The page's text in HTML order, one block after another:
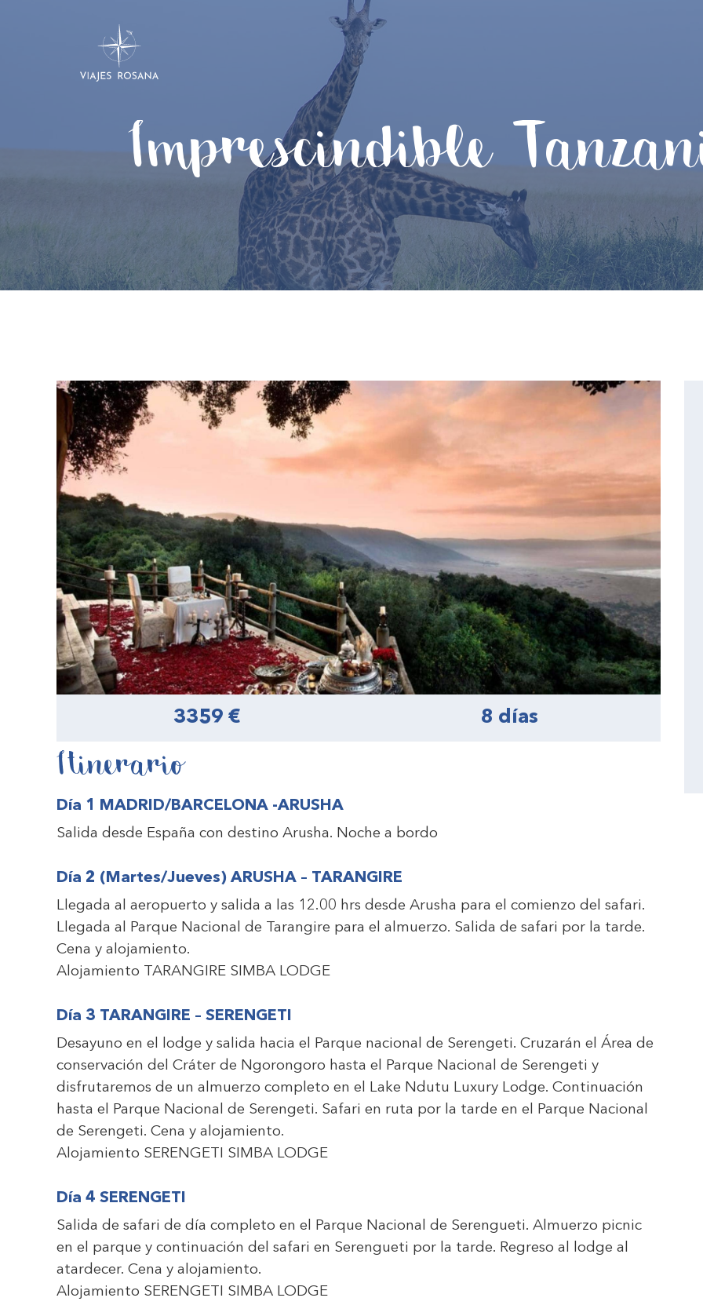
Imprescindible
3359 € 8 días
Itinerario
Día 1 MADRID/BARCELONA -ARUSHA
Salida desde España con destino Arusha. Noche a bordo
Día 2 (Martes/Jueves) ARUSHA – TARANGIRE
Llegada al aeropuerto y salida a las 12.00 hrs desde Arusha para el comienzo del safari.
Llegada al Parque Nacional de Tarangire para el almuerzo. Salida de safari por la tarde.
Cena y alojamiento.
Alojamiento TARANGIRE SIMBA LODGE
Día 3 TARANGIRE – SERENGETI
Desayuno en el lodge y salida hacia el Parque nacional de Serengeti. Cruzarán el Área de
conservación del Cráter de Ngorongoro hasta el Parque Nacional de Serengeti y
disfrutaremos de un almuerzo completo en el Lake Ndutu Luxury Lodge. Continuación
hasta el Parque Nacional de Serengeti. Safari en ruta por la tarde en el Parque Nacional
de Serengeti. Cena y alojamiento.
Alojamiento SERENGETI SIMBA LODGE
Día 4 SERENGETI
Salida de safari de día completo en el Parque Nacional de Serengueti. Almuerzo picnic
en el parque y continuación del safari en Serengueti por la tarde. Regreso al lodge al
atardecer. Cena y alojamiento.
Alojamiento SERENGETI SIMBA LODGE